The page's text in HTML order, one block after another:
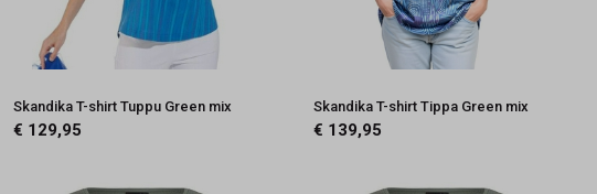
Skandika T-shirt Tuppu Green mix
€ 129,95
Skandika T-shirt Tippa Green mix
€ 139,95